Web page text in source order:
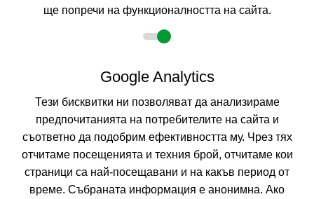
2 възрастни
Описание
Хотел КАЛИТЕЯ ***, Созопол
Курорт: Созопол
Разположение:
Хотел Калитея (на гръцки означава хубава гледка) е
разположен на хълмисто място, недалеч от централния плаж на град
ще попречи на функционалността на сайта.
Google Analytics
Тези бисквитки ни позволяват да анализираме
предпочитанията на потребителите на сайта и
съответно да подобрим ефективността му. Чрез тях
отчитаме посещенията и техния брой, отчитаме кои
страници са най-посещавани и на какъв период от
време. Събраната информация е анонимна. Ако